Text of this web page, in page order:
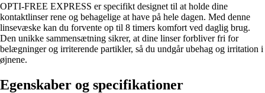
OPTI-FREE EXPRESS er specifikt designet til at holde dine
kontaktlinser rene og behagelige at have på hele dagen. Med denne
linsevæske kan du forvente op til 8 timers komfort ved daglig brug.
Den unikke sammensætning sikrer, at dine linser forbliver fri for
belægninger og irriterende partikler, så du undgår ubehag og irritation i
øjnene.
Egenskaber og specifikationer